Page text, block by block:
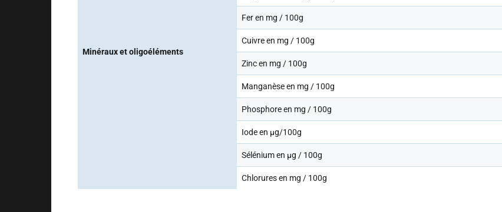
Minéraux et oligoéléments
Fer en mg / 100g
Cuivre en mg / 100g
Zinc en mg / 100g
Manganèse en mg / 100g
Phosphore en mg / 100g
Iode en µg/100g
Sélénium en µg / 100g
Chlorures en mg / 100g